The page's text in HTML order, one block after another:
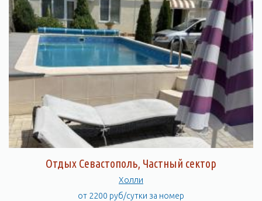
Отдых Севастополь, Частный сектор
Холли
от 2200 руб/сутки за номер